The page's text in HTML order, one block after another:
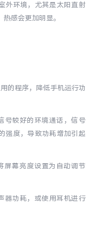
X300s
S60 元气版
外环境，尤其是太阳直射
感会更加明显。
的程序，降低手机运行功
号较好的环境通话，信号
强度，导致功耗增加引起
屏幕亮度设置为自动调节
器功耗，或使用耳机进行